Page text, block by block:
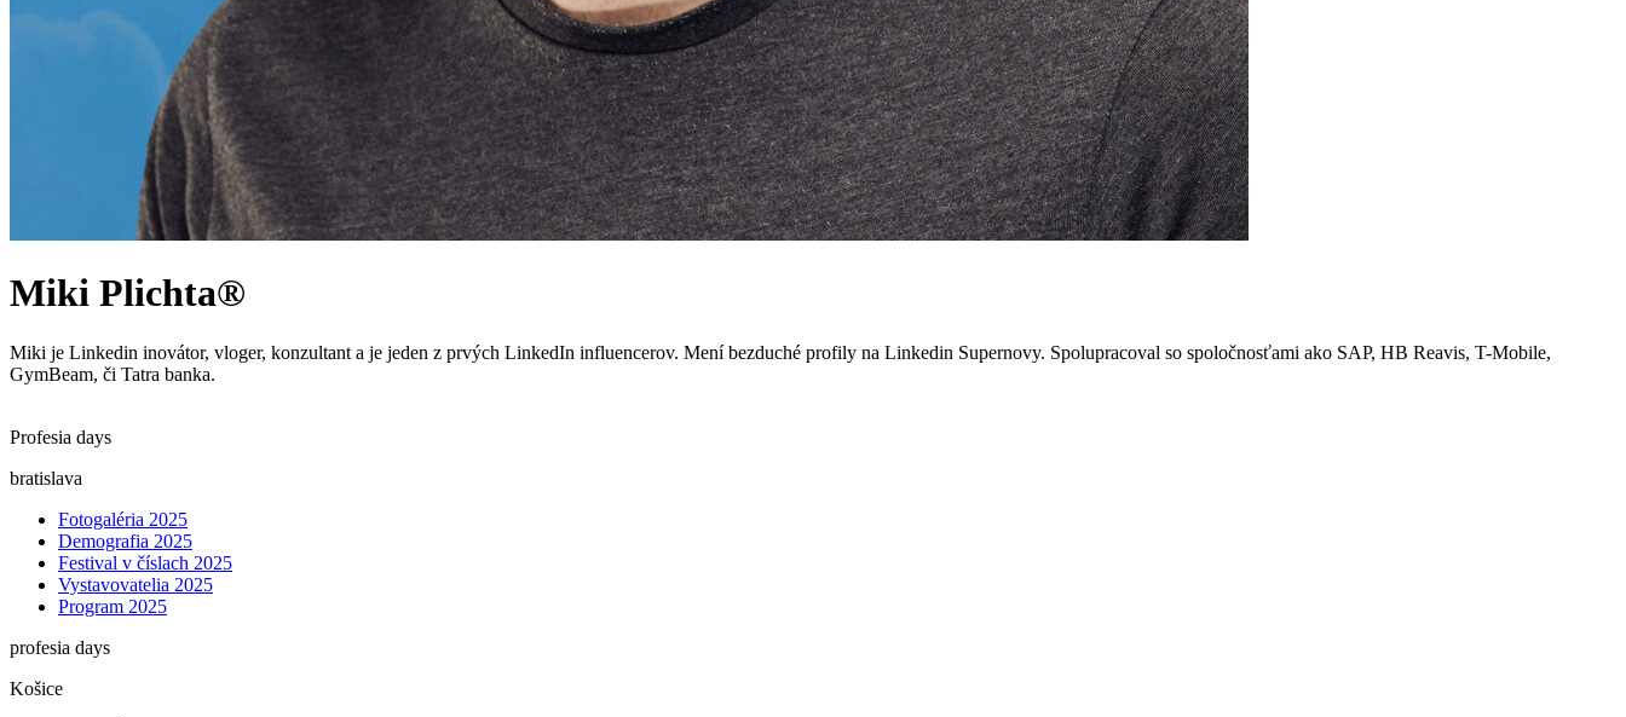
Miki Plichta®
Miki je Linkedin inovátor, vloger, konzultant a je jeden z prvých LinkedIn influencerov. Mení bezduché profily na Linkedin Supernovy. Spolupracoval so spoločnosťami ako SAP, HB Reavis, T-Mobile,
GymBeam, či Tatra banka.
Profesia days
bratislava
Fotogaléria 2025
Demografia 2025
Festival v číslach 2025
Vystavovatelia 2025
Program 2025
profesia days
Košice